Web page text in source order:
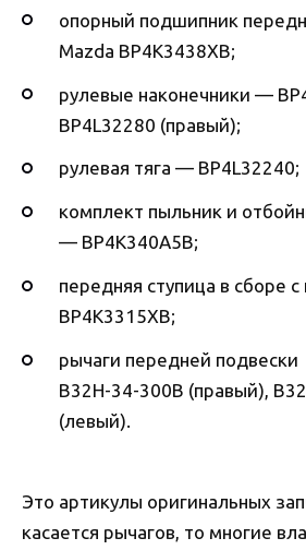
опорный подшипник
Mazda BP4K3438XB;
рулевые наконечники —
BP4L32280 (правый);
рулевая тяга — BP4L32240;
комплект пыльник и
— BP4K340A5B;
передняя ступица в сборе
BP4K3315XB;
рычаги передней
B32H-34-300B (правый),
(левый).
Это артикулы оригинальных
касается рычагов, то многие